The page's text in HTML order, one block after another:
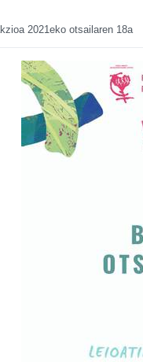
2021eko otsailaren 18a